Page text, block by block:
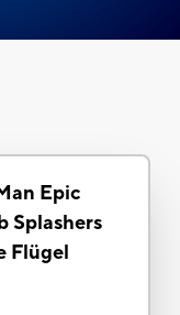
Epic
Splashers
Flügel